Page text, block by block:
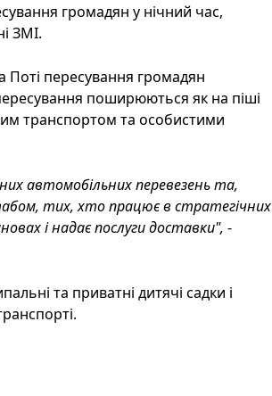
громадян у нічний час,
ЗМІ.
та Поті пересування громадян
поширюються як на піші
транспортом та особистими
автомобільних перевезень та,
тих, хто працює в стратегічних
і надає послуги доставки", -
та приватні дитячі садки і